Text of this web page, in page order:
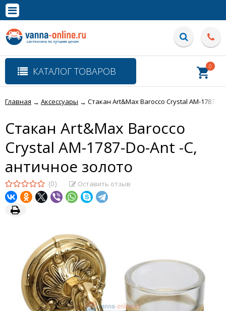
Полная версия сайта
КАТАЛОГ ТОВАРОВ 0
Главная → Аксессуары → Стакан Art&Max Barocco Crystal AM-1787-
Стакан Art&Max Barocco
Crystal AM-1787-Do-Ant -C,
античное золото
(0) Оставить отзыв